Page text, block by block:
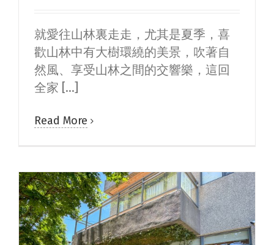
就愛往山林裏走走，尤其是夏季，喜
歡山林中有大樹環繞的美景，吹著自
然風、享受山林之間的交響樂，這回
全家 [...]
Read More